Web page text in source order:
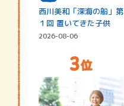
西川美和「深海の船」第
１回 置いてきた子供
2026-08-06